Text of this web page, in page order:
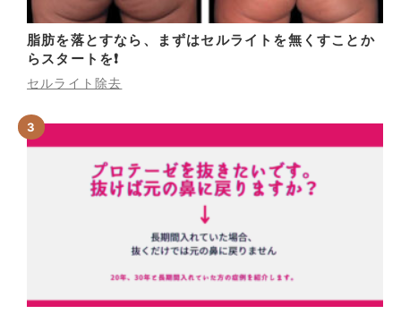
脂肪を落とすなら、まずはセルライトを無くすことか
らスタートを❗
セルライト除去